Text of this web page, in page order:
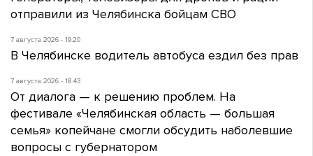
отправили из Челябинска бойцам СВО
7 августа 2026 - 19:20
В Челябинске водитель автобуса ездил без прав
7 августа 2026 - 18:43
От диалога — к решению проблем. На
фестивале «Челябинская область — большая
семья» копейчане смогли обсудить наболевшие
вопросы с губернатором